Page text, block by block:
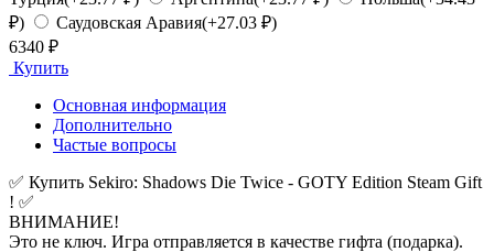
₽)
Саудовская Аравия(+27.03 ₽)
6340 ₽
Купить
Основная информация
Дополнительно
Частые вопросы
✅ Купить Sekiro: Shadows Die Twice - GOTY Edition Steam Gift
! ✅
ВНИМАНИЕ!
Это не ключ. Игра отправляется в качестве гифта (подарка).